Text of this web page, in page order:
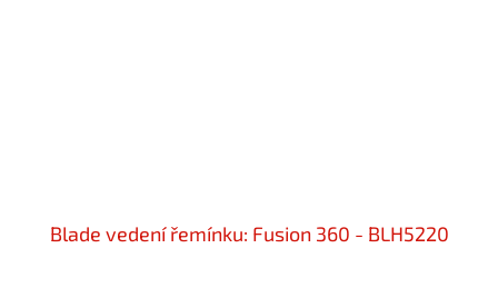
Blade vedení řemínku: Fusion 360 - BLH5220